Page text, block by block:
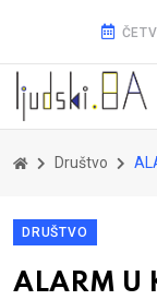
Društvo
DRUŠTVO
ALARM